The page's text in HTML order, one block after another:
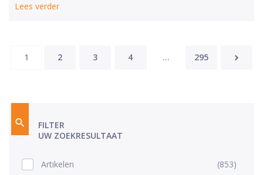
Lees verder
Berichten
paginering
1 2 3 4 … 295
FILTER
UW ZOEKRESULTAAT
Artikelen
(853)